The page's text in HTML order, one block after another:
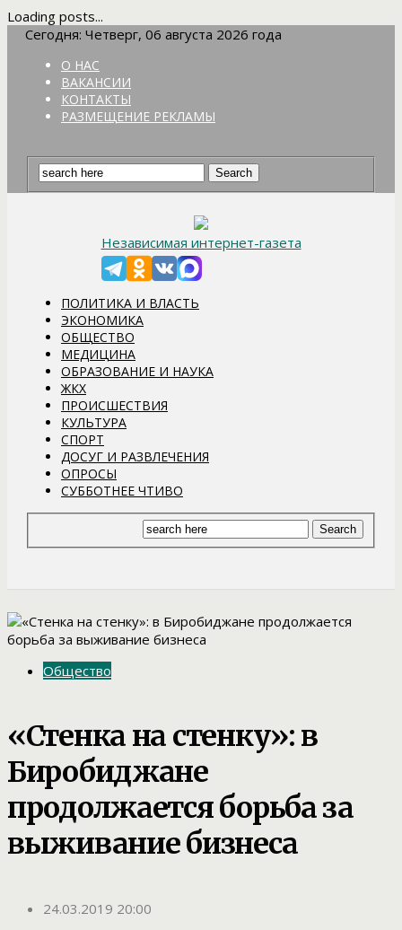
Loading posts...
Сегодня: Четверг, 06 августа 2026 года
О НАС
ВАКАНСИИ
КОНТАКТЫ
РАЗМЕЩЕНИЕ РЕКЛАМЫ
Независимая интернет-газета
ПОЛИТИКА И ВЛАСТЬ
ЭКОНОМИКА
ОБЩЕСТВО
МЕДИЦИНА
ОБРАЗОВАНИЕ И НАУКА
ЖКХ
ПРОИСШЕСТВИЯ
КУЛЬТУРА
СПОРТ
ДОСУГ И РАЗВЛЕЧЕНИЯ
ОПРОСЫ
СУББОТНЕЕ ЧТИВО
Общество
«Стенка на стенку»: в
Биробиджане
продолжается борьба за
выживание бизнеса
24.03.2019 20:00